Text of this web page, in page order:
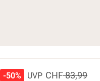
-50% UVP CHF83,99